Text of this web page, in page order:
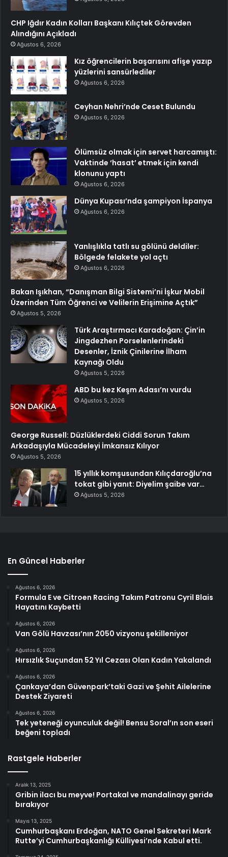
CHP Iğdır Kadın Kolları Başkanı Kılıçtek Görevden
Alındığını Açıkladı
Ağustos 6, 2026
Kız öğrencilerin başarısını afişe yazıp
yüzlerini sansürlediler
Ağustos 6, 2026
Ceyhan Nehri’nde Ceset Bulundu
Ağustos 6, 2026
Ölümsüz olmak için servet harcamıştı:
Vaktinde ‘hasat’ etmek için kendi
klonunu yaptı
Ağustos 6, 2026
Dünya Kupası’nda şampiyon İspanya
Ağustos 6, 2026
Yanlışlıkla tatlı su gölünü deldiler:
Bölgede felakete yol açtı
Ağustos 6, 2026
Bakan Işıkhan, “Danışman Bilgi Sistemi’ni İşkur Mobil
Üzerinden Tüm Öğrenci ve Velilerin Erişimine Açtık”
Ağustos 5, 2026
Türk Araştırmacı Karadoğan: Çin’in
Jingdezhen Porselenlerindeki
Desenler, İznik Çinilerine İlham
Kaynağı Oldu
Ağustos 5, 2026
ABD bu kez Keşm Adası’nı vurdu
Ağustos 5, 2026
George Russell: Düzlüklerdeki Ciddi Sorun Takım
Arkadaşıyla Mücadeleyi İmkansız Kılıyor
Ağustos 5, 2026
15 yıllık komşusundan Kılıçdaroğlu’na
tokat gibi yanıt: Diyelim şaibe var…
Ağustos 5, 2026
En Güncel Haberler
Ağustos 6, 2026
Formula E ve Citroen Racing Takım Patronu Cyril Blais
Hayatını Kaybetti
Ağustos 6, 2026
Van Gölü Havzası’nın 2050 vizyonu şekilleniyor
Ağustos 6, 2026
Hırsızlık Suçundan 52 Yıl Cezası Olan Kadın Yakalandı
Ağustos 6, 2026
Çankaya’dan Güvenpark’taki Gazi ve Şehit Ailelerine
Destek Ziyareti
Ağustos 6, 2026
Tek yeteneği oyunculuk değil! Bensu Soral’ın son eseri
beğeni topladı
Rastgele Haberler
Aralık 13, 2025
Gribin ilacı bu meyve! Portakal ve mandalinayı geride
bırakıyor
Mayıs 13, 2025
Cumhurbaşkanı Erdoğan, NATO Genel Sekreteri Mark
Rutte’yi Cumhurbaşkanlığı Külliyesi’nde Kabul etti.